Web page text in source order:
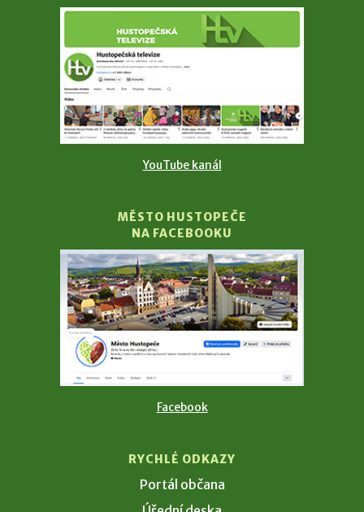
YouTube kanál
MĚSTO HUSTOPEČE
NA FACEBOOKU
Facebook
RYCHLÉ ODKAZY
Portál občana